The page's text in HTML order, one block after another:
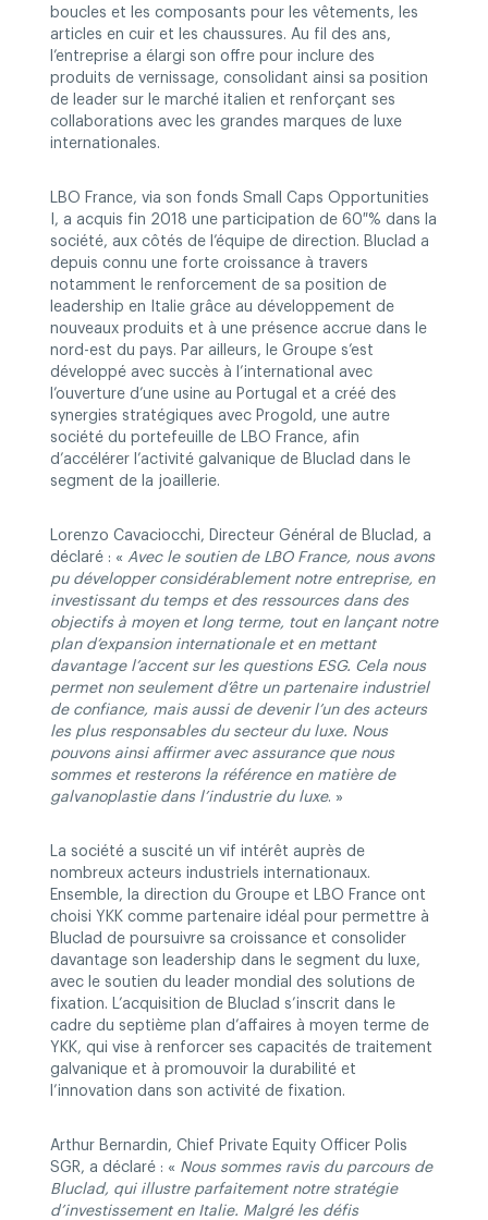
boucles et les composants pour les vêtements, les
articles en cuir et les chaussures. Au fil des ans,
l’entreprise a élargi son offre pour inclure des
produits de vernissage, consolidant ainsi sa position
de leader sur le marché italien et renforçant ses
collaborations avec les grandes marques de luxe
internationales.
LBO France, via son fonds Small Caps Opportunities
I, a acquis fin 2018 une participation de 60 % dans la
société, aux côtés de l’équipe de direction. Bluclad a
depuis connu une forte croissance à travers
notamment le renforcement de sa position de
leadership en Italie grâce au développement de
nouveaux produits et à une présence accrue dans le
nord-est du pays. Par ailleurs, le Groupe s’est
développé avec succès à l’international avec
l’ouverture d’une usine au Portugal et a créé des
synergies stratégiques avec Progold, une autre
société du portefeuille de LBO France, afin
d’accélérer l’activité galvanique de Bluclad dans le
segment de la joaillerie.
Lorenzo Cavaciocchi, Directeur Général de Bluclad, a
déclaré : « Avec le soutien de LBO France, nous avons
pu développer considérablement notre entreprise, en
investissant du temps et des ressources dans des
objectifs à moyen et long terme, tout en lançant notre
plan d’expansion internationale et en mettant
davantage l’accent sur les questions ESG. Cela nous
permet non seulement d’être un partenaire industriel
de confiance, mais aussi de devenir l’un des acteurs
les plus responsables du secteur du luxe. Nous
pouvons ainsi affirmer avec assurance que nous
sommes et resterons la référence en matière de
galvanoplastie dans l’industrie du luxe. »
La société a suscité un vif intérêt auprès de
nombreux acteurs industriels internationaux.
Ensemble, la direction du Groupe et LBO France ont
choisi YKK comme partenaire idéal pour permettre à
Bluclad de poursuivre sa croissance et consolider
davantage son leadership dans le segment du luxe,
avec le soutien du leader mondial des solutions de
fixation. L’acquisition de Bluclad s’inscrit dans le
cadre du septième plan d’affaires à moyen terme de
YKK, qui vise à renforcer ses capacités de traitement
galvanique et à promouvoir la durabilité et
l’innovation dans son activité de fixation.
Arthur Bernardin, Chief Private Equity Officer Polis
SGR, a déclaré : « Nous sommes ravis du parcours de
Bluclad, qui illustre parfaitement notre stratégie
d’investissement en Italie. Malgré les défis